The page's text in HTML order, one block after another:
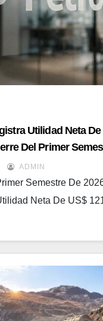
Utilidad Neta De
Del Primer
ADMIN
Semestre De
Neta De US$